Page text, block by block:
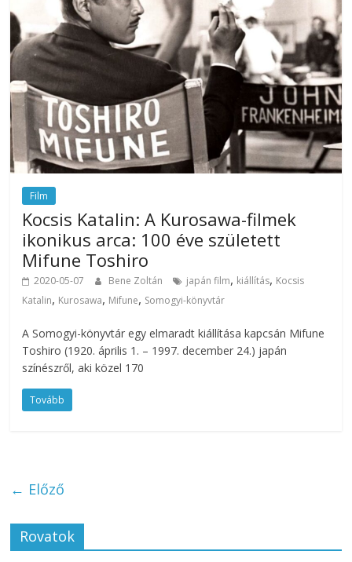
Film
Kocsis Katalin: A Kurosawa-filmek
ikonikus arca: 100 éve született
Mifune Toshiro
2020-05-07 Bene Zoltán japán film, kiállítás, Kocsis
Katalin, Kurosawa, Mifune, Somogyi-könyvtár
A Somogyi-könyvtár egy elmaradt kiállítása kapcsán Mifune
Toshiro (1920. április 1. – 1997. december 24.) japán
színészről, aki közel 170
Tovább
← Előző
Rovatok